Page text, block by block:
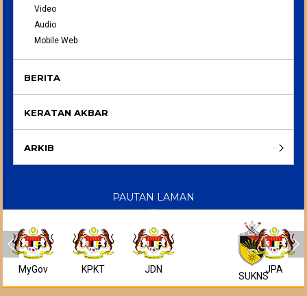
Video
Audio
Mobile Web
BERITA
KERATAN AKBAR
ARKIB
PAUTAN LAMAN
MyGov KPKT JDN
SUKNS
JPA